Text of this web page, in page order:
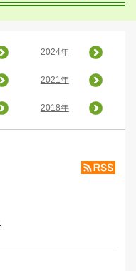
2024年
2021年
2018年